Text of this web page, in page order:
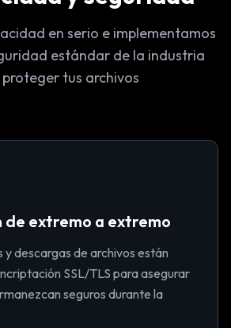
en serio e implementamos
estándar de la industria
tus archivos
de extremo a extremo
y descargas de archivos están
SSL/TLS para asegurar
seguros durante la